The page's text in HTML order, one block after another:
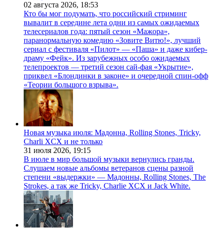
02 августа 2026, 18:53
Кто бы мог подумать, что российский стриминг
вывалит в середине лета одни из самых ожидаемых
телесериалов года: пятый сезон «Мажора»,
паранормальную комедию «Зовите Витю!», лучший
сериал с фестиваля «Пилот» — «Паша» и даже кибер-
драму «Фейк». Из зарубежных особо ожидаемых
телепроектов — третий сезон сай-фая «Укрытие»,
приквел «Блондинки в законе» и очередной спин-офф
«Теории большого взрыва».
Новая музыка июля: Мадонна, Rolling Stones, Tricky,
Charli XCX и не только
31 июля 2026, 19:15
В июле в мир большой музыки вернулись гранды.
Слушаем новые альбомы ветеранов сцены разной
степени «выдержки» — Мадонны, Rolling Stones, The
Strokes, а так же Tricky, Charlie XCX и Jack White.